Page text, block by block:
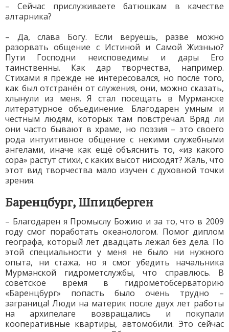
– Сейчас прислуживаете батюшкам в качестве
алтарника?
– Да, слава Богу. Если веруешь, разве можно
разорвать общение с Истиной и Самой Жизнью?
Пути Господни неисповедимы и дары Его
таинственны. Как дар творчества, например.
Стихами я прежде не интересовался, но после того,
как был отстранён от служения, они, можно сказать,
хлынули из меня. Я стал посещать в Мурманске
литературное объединение. Благодарен умным и
честным людям, которых там повстречал. Вряд ли
они часто бывают в храме, но поэзия – это своего
рода интуитивное общение с некими служебными
ангелами, иначе как ещё объяснить то, «из какого
сора» растут стихи, с каких высот нисходят? Жаль, что
этот вид творчества мало изучен с духовной точки
зрения.
Баренцбург, Шпицберген
– Благодарен я Промыслу Божию и за то, что в 2009
году смог поработать океанологом. Помог диплом
географа, который лет двадцать лежал без дела. По
этой специальности у меня не было ни нужного
опыта, ни стажа, но я смог убедить начальника
Мурманской гидрометслужбы, что справлюсь. В
советское время в гидрометобсерваторию
«Баренцбург» попасть было очень трудно –
заграница! Люди на материк после двух лет работы
на архипелаге возвращались и покупали
кооперативные квартиры, автомобили. Это сейчас